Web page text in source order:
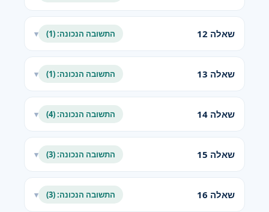
שאלה 12 התשובה הנכונה: (1) ▾
שאלה 13 התשובה הנכונה: (1) ▾
שאלה 14 התשובה הנכונה: (4) ▾
שאלה 15 התשובה הנכונה: (3) ▾
שאלה 16 התשובה הנכונה: (3) ▾